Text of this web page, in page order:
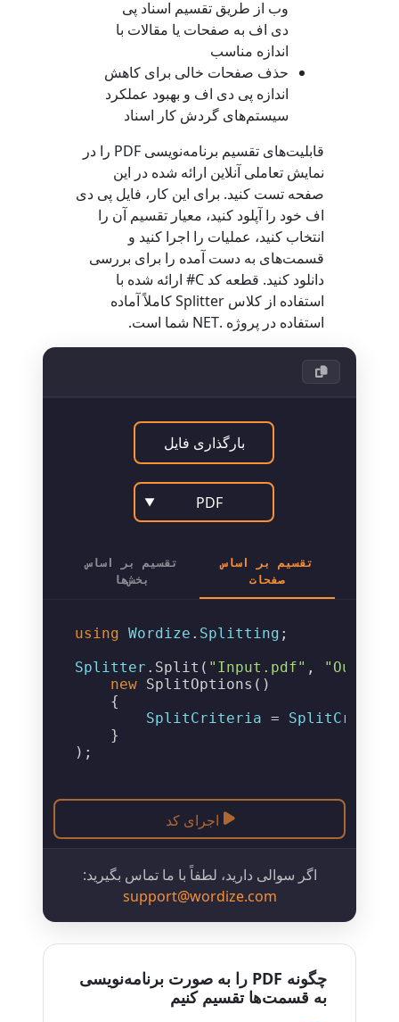
وب از طریق تقسیم اسناد پی
دی اف به صفحات یا مقالات با
اندازه مناسب
حذف صفحات خالی برای کاهش
اندازه پی دی اف و بهبود عملکرد
سیستم‌های گردش کار اسناد
قابلیت‌های تقسیم برنامه‌نویسی PDF را در
نمایش تعاملی آنلاین ارائه شده در این
صفحه تست کنید. برای این کار، فایل پی دی
اف خود را آپلود کنید، معیار تقسیم آن را
انتخاب کنید، عملیات را اجرا کنید و
قسمت‌های به دست آمده را برای بررسی
دانلود کنید. قطعه کد C# ارائه شده با
استفاده از کلاس Splitterکاملاً آماده
استفاده در پروژه .NET شما است.
بارگذاری فایل
PDF
▼
تقسیم بر اساس
صفحات
تقسیم بر اساس
بخش‌ها
using Wordize . Splitting ;
Splitter . Split ( "Input.pdf" ,
new SplitOptions ()
    {
SplitCriteria =
    }
اجرای کد
اگر سوالی دارید، لطفاً با ما تماس بگیرید:
support@wordize.com
چگونه PDF را به صورت برنامه‌نویسی
به قسمت‌ها تقسیم کنیم